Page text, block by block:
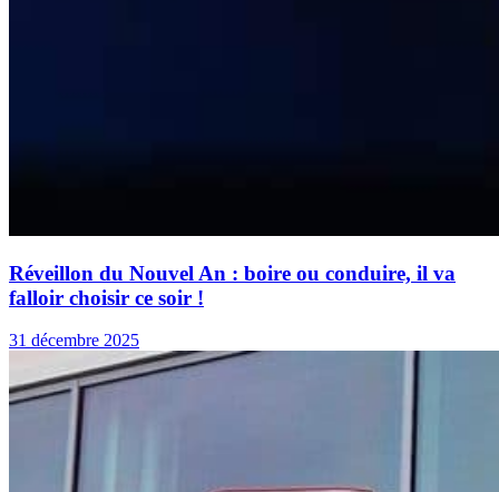
Réveillon du Nouvel An : boire ou conduire, il va
falloir choisir ce soir !
31 décembre 2025